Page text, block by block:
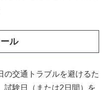
ル
の交通トラブルを避けるた
試験日（または2日間）を